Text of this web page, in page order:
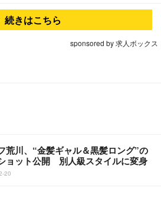
続きはこちら
sponsored by 求人ボックス
荒川、“金髪ギャル＆黒髪ロング”の
ョット公開 別人級スタイルに変身
20